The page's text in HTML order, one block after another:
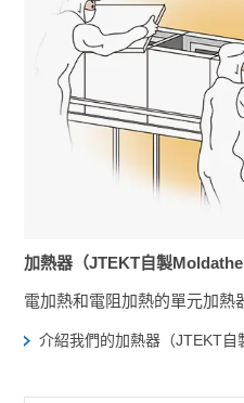
加熱器（JTEKT自製
電加熱和電阻加熱的單元加熱
介紹我們的加熱器（JTEKT自